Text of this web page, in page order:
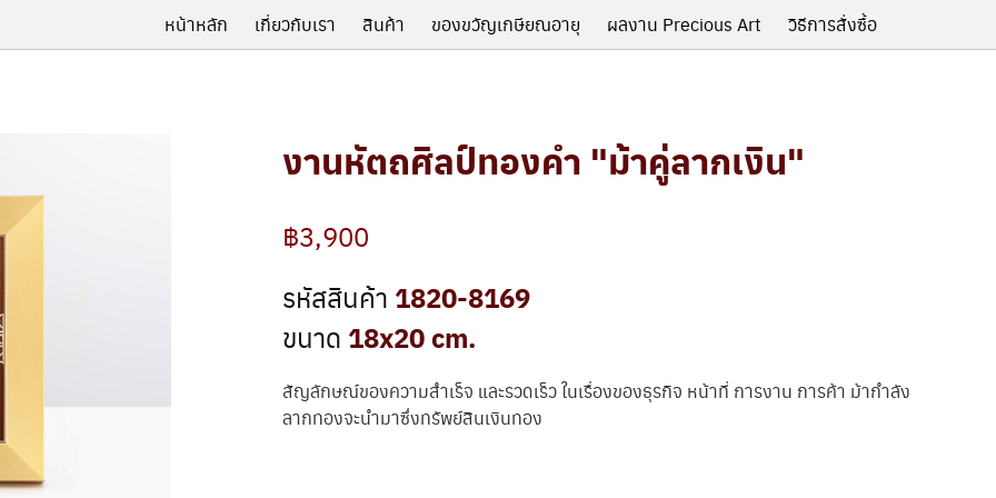
หน้าหลัก เกี่ยวกับเรา สินค้า ของขวัญเกษียณอายุ ผลงาน Precious Art วิธีการสั่งซื้อ
งานหัตถศิลป์ทองคำ "ม้าคู่ลากเงิน"
฿3,900
รหัสสินค้า 1820-8169
ขนาด 18x20 cm.
สัญลักษณ์ของความสำเร็จ และรวดเร็ว ในเรื่องของธุรกิจ หน้าที่ การงาน การค้า ม้ากำลัง
ลากทองจะนำมาซึ่งทรัพย์สินเงินทอง